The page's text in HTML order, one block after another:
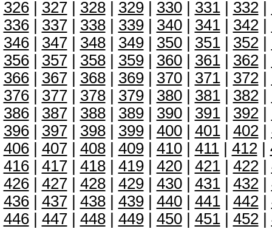
326| 327| 328| 329| 330| 331| 332|
336| 337| 338| 339| 340| 341| 342|
346| 347| 348| 349| 350| 351| 352|
356| 357| 358| 359| 360| 361| 362|
366| 367| 368| 369| 370| 371| 372|
376| 377| 378| 379| 380| 381| 382|
386| 387| 388| 389| 390| 391| 392|
396| 397| 398| 399| 400| 401| 402|
406| 407| 408| 409| 410| 411| 412|
416| 417| 418| 419| 420| 421| 422|
426| 427| 428| 429| 430| 431| 432|
436| 437| 438| 439| 440| 441| 442|
446| 447| 448| 449| 450| 451| 452|